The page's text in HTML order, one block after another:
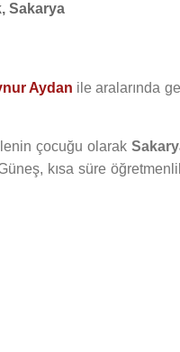
Sakarya
Aydan ile aralarında
çocuğu olarak
kısa süre